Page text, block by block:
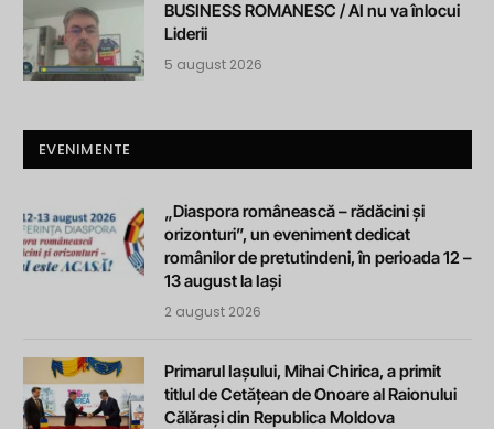
BUSINESS ROMANESC / AI nu va înlocui
Liderii
5 august 2026
EVENIMENTE
„Diaspora românească – rădăcini și
orizonturi”, un eveniment dedicat
românilor de pretutindeni, în perioada 12 –
13 august la Iași
2 august 2026
Primarul Iașului, Mihai Chirica, a primit
titlul de Cetățean de Onoare al Raionului
Călărași din Republica Moldova